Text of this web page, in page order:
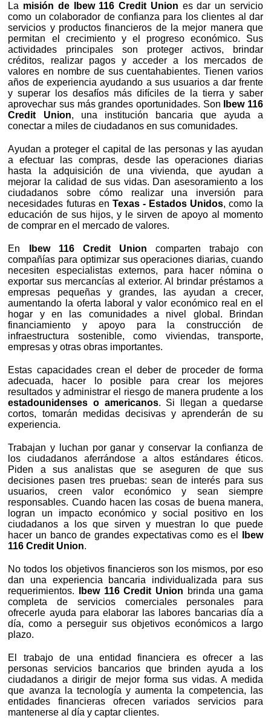
La misión de Ibew 116 Credit Union es dar un servicio
como un colaborador de confianza para los clientes al dar
servicios y productos financieros de la mejor manera que
permitan el crecimiento y el progreso económico. Sus
actividades principales son proteger activos, brindar
créditos, realizar pagos y acceder a los mercados de
valores en nombre de sus cuentahabientes. Tienen varios
años de experiencia ayudando a sus usuarios a dar frente
y superar los desafíos más difíciles de la tierra y saber
aprovechar sus más grandes oportunidades. Son
Ibew 116
Credit Union, una institución bancaria que ayuda a
conectar a miles de ciudadanos en sus comunidades.
Ayudan a proteger el capital de las personas y las ayudan
a efectuar las compras, desde las operaciones diarias
hasta la adquisición de una vivienda, que ayudan a
mejorar la calidad de sus vidas. Dan asesoramiento a los
ciudadanos sobre cómo realizar una inversión para
necesidades futuras en Texas - Estados Unidos, como la
educación de sus hijos, y le sirven de apoyo al momento
de comprar en el mercado de valores.
En Ibew 116 Credit Union comparten trabajo con
compañías para optimizar sus operaciones diarias, cuando
necesiten especialistas externos, para hacer nómina o
exportar sus mercancías al exterior. Al brindar préstamos a
empresas pequeñas y grandes, las ayudan a crecer,
aumentando la oferta laboral y valor económico real en el
hogar y en las comunidades a nivel global. Brindan
financiamiento y apoyo para la construcción de
infraestructura sostenible, como viviendas, transporte,
empresas y otras obras importantes.
Estas capacidades crean el deber de proceder de forma
adecuada, hacer lo posible para crear los mejores
resultados y administrar el riesgo de manera prudente a los
estadounidenses o americanos. Si llegan a quedarse
cortos, tomarán medidas decisivas y aprenderán de su
experiencia.
Trabajan y luchan por ganar y conservar la confianza de
los ciudadanos aferrándose a altos estándares éticos.
Piden a sus analistas que se aseguren de que sus
decisiones pasen tres pruebas: sean de interés para sus
usuarios, creen valor económico y sean siempre
responsables. Cuando hacen las cosas de buena manera,
logran un impacto económico y social positivo en los
ciudadanos a los que sirven y muestran lo que puede
hacer un banco de grandes expectativas como es el
Ibew
116 Credit Union.
No todos los objetivos financieros son los mismos, por eso
dan una experiencia bancaria individualizada para sus
requerimientos.
Ibew 116 Credit Union brinda una gama
completa de servicios comerciales personales para
ofrecerle ayuda para elaborar las labores bancarias día a
día, como a perseguir sus objetivos económicos a largo
plazo.
El trabajo de una entidad financiera es ofrecer a las
personas servicios bancarios que brinden ayuda a los
ciudadanos a dirigir de mejor forma sus vidas. A medida
que avanza la tecnología y aumenta la competencia, las
entidades financieras ofrecen variados servicios para
mantenerse al día y captar clientes.